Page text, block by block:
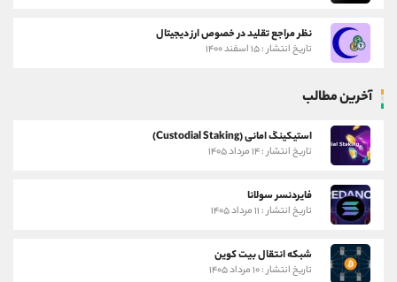
نظر مراجع تقلید در خصوص ارز دیجیتال
تاریخ انتشار : ۱۵ اسفند ۱۴۰۰
آخرین مطالب
استیکینگ امانی (Custodial Staking)
تاریخ انتشار : ۱۴ مرداد ۱۴۰۵
فایردنسر سولانا
تاریخ انتشار : ۱۱ مرداد ۱۴۰۵
شبکه انتقال بیت کوین
تاریخ انتشار : ۱۰ مرداد ۱۴۰۵